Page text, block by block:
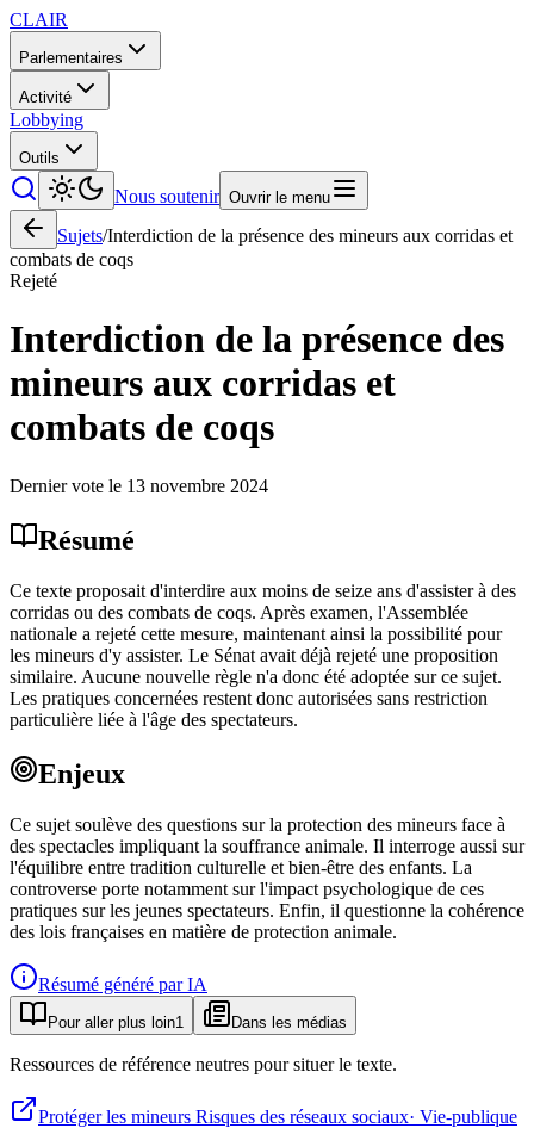
CLAIR
Parlementaires
Activité
Lobbying
Outils
Nous soutenir Ouvrir le menu
Sujets/Interdiction de la présence des mineurs aux corridas et
combats de coqs
Rejeté
Interdiction de la présence des
mineurs aux corridas et
combats de coqs
Dernier vote le 13 novembre 2024
Résumé
Ce texte proposait d'interdire aux moins de seize ans d'assister à des
corridas ou des combats de coqs. Après examen, l'Assemblée
nationale a rejeté cette mesure, maintenant ainsi la possibilité pour
les mineurs d'y assister. Le Sénat avait déjà rejeté une proposition
similaire. Aucune nouvelle règle n'a donc été adoptée sur ce sujet.
Les pratiques concernées restent donc autorisées sans restriction
particulière liée à l'âge des spectateurs.
Enjeux
Ce sujet soulève des questions sur la protection des mineurs face à
des spectacles impliquant la souffrance animale. Il interroge aussi sur
l'équilibre entre tradition culturelle et bien-être des enfants. La
controverse porte notamment sur l'impact psychologique de ces
pratiques sur les jeunes spectateurs. Enfin, il questionne la cohérence
des lois françaises en matière de protection animale.
Résumé généré par IA
Pour aller plus loin1 Dans les médias
Ressources de référence neutres pour situer le texte.
Protéger les mineurs Risques des réseaux sociaux· Vie-publique